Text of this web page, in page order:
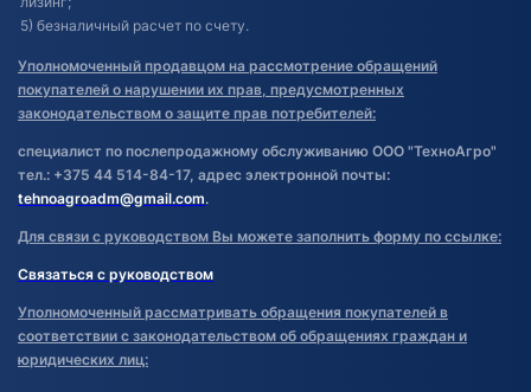
5) безналичный расчет по счету.
Уполномоченный продавцом на рассмотрение обращений
покупателей о нарушении их прав, предусмотренных
законодательством о защите прав потребителей:
специалист по послепродажному обслуживанию ООО "ТехноАгро"
тел.: +375 44 514-84-17, адрес электронной почты:
tehnoagroadm@gmail.com.
Для связи с руководством Вы можете заполнить форму по ссылке:
Связаться с руководством
Уполномоченный рассматривать обращения покупателей в
соответствии с законодательством об обращениях граждан и
юридических лиц: